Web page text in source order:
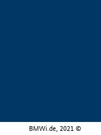
BMWi.de, 2021 ©